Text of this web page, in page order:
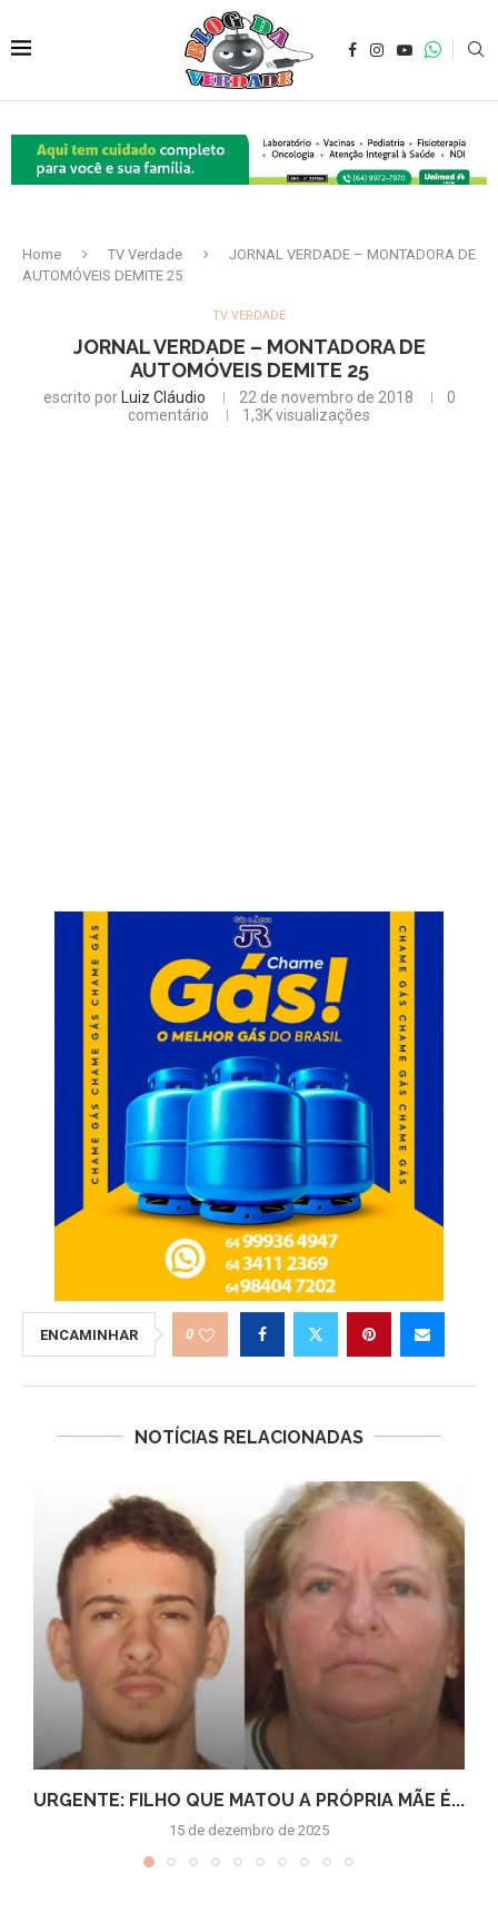
Home TV Verdade
JORNAL VERDADE – MONTADORA DE
AUTOMÓVEIS DEMITE 25
TV VERDADE
JORNAL VERDADE – MONTADORA DE
AUTOMÓVEIS DEMITE 25
escrito por Luiz Cláudio 22 de novembro de 2018
0
comentário
1,3Kvisualizações
ENCAMINHAR 0
NOTÍCIAS RELACIONADAS
URGENTE: FILHO QUE MATOU A PRÓPRIA MÃE É...
15 de dezembro de 2025